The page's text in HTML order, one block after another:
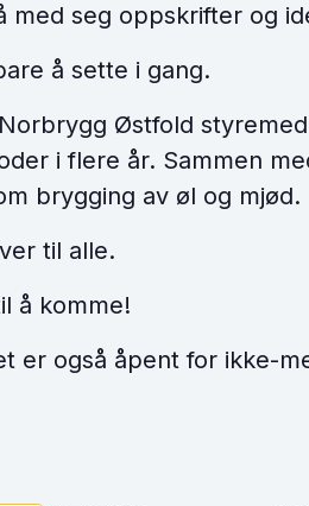
med seg oppskrifter og
å sette i gang.
Østfold
i flere år. Sammen
brygging av øl og mjød.
til alle.
å komme!
er også åpent for ikke-